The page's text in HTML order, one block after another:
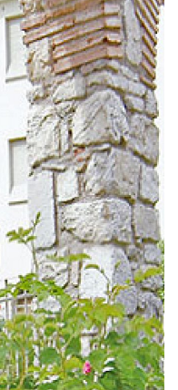
Norcia
Norcia viene eretta
della casa natale del